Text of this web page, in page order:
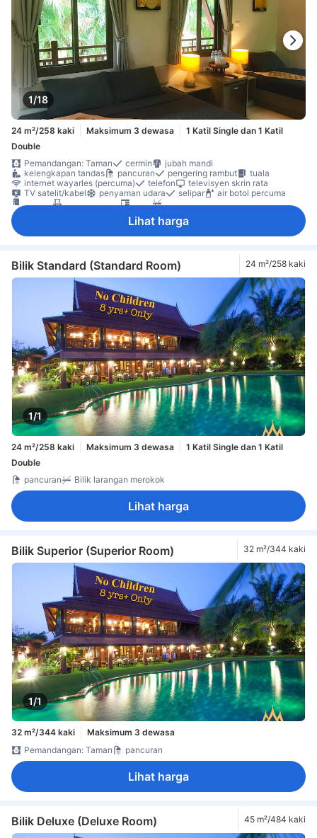
1/18
24 m²/258 kaki Maksimum 3 dewasa
1 Katil Single dan 1 Katil
Double
Pemandangan: Taman
cermin
jubah mandi
kelengkapan tandas
pancuran pengering rambut
tuala
internet wayarles (percuma)
telefon
televisyen skrin rata
TV satelit/kabel
penyaman udara selipar
air botol percuma
peti ais
beranda/teres meja Bilik larangan merokok
Lihat harga
Bilik Standard (Standard Room) 24 m²/258 kaki
1/1
24 m²/258 kaki Maksimum 3 dewasa
1 Katil Single dan 1 Katil
Double
pancuran
Bilik larangan merokok
Lihat harga
Bilik Superior (Superior Room) 32 m²/344 kaki
1/1
32 m²/344 kaki
Maksimum 3 dewasa
Pemandangan: Taman
pancuran
Lihat harga
Bilik Deluxe (Deluxe Room) 45 m²/484 kaki